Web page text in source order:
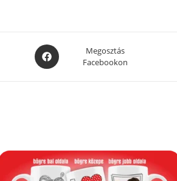
Opens
in
Megosztás
Facebookon